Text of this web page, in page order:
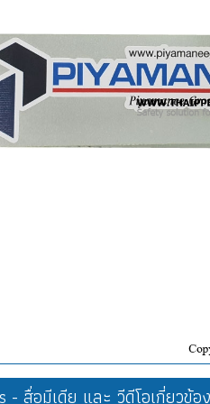
- สื่อมีเดีย และ วีดีโอเกี่ยวข้อง